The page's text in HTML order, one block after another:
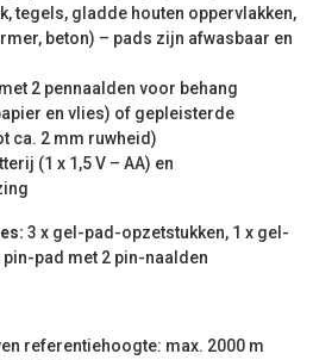
tegels, gladde houten oppervlakken,
beton) – pads zijn afwasbaar en
2 pennaalden voor behang
en vlies) of gepleisterde
ca. 2 mm ruwheid)
(1 x 1,5 V – AA) en
3 x gel-pad-opzetstukken, 1 x gel-
pad met 2 pin-naalden
referentiehoogte: max. 2000 m